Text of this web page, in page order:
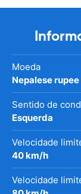
Moeda
Nepalese rupee
Sentido de
Esquerda
Velocidade
40 km/h
Velocidade